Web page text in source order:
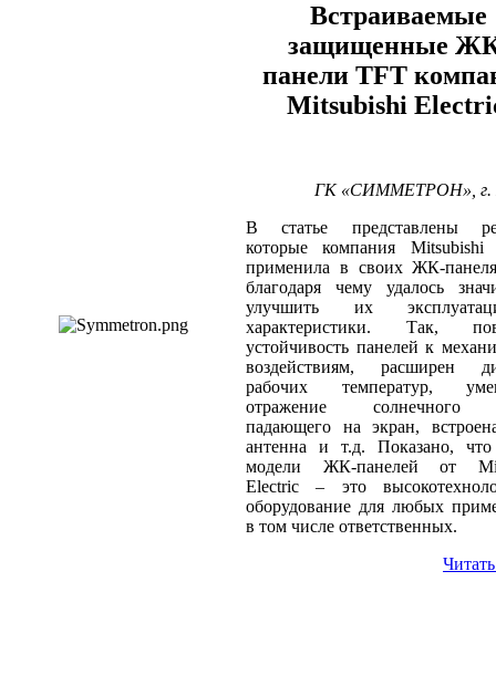
Встраиваемые
защищенные
панели TFT
Mitsubishi
ГК «СИММЕТРОН», г.
В статье представлены
которые компания Mitsubishi
применила в своих ЖК-
благодаря чему удалось
улучшить их
характеристики. Так,
устойчивость панелей к
воздействиям, расширен
рабочих температур,
отражение солнечного
падающего на экран,
антенна и т.д. Показано,
модели ЖК-панелей от
Electric – это
оборудование для любых
в том числе ответственных.